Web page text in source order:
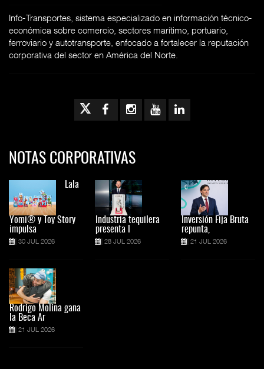
Info-Transportes, sistema especializado en información técnico-
económica sobre comercio, sectores marítimo, portuario,
ferroviario y autotransporte, enfocado a fortalecer la reputación
corporativa del sector en América del Norte.
NOTAS CORPORATIVAS
Lala
Yomi® y Toy Story
impulsa
30 JUL 2026
Rodrigo Molina gana
la Beca Ar
21 JUL 2026
Industria tequilera
presenta l
28 JUL 2026
Inversión Fija Bruta
repunta,
21 JUL 2026